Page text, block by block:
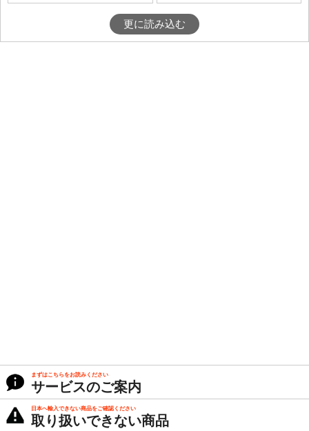
更に読み込む
まずはこちらをお読みください
サービスのご案内
日本へ輸入できない商品をご確認ください
取り扱いできない商品